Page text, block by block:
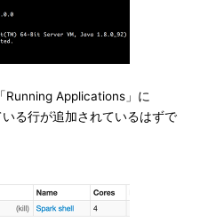
Applications」に
る行が追加されているはずで